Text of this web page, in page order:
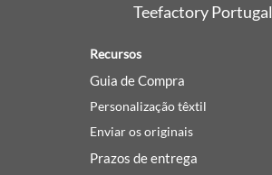
Teefactory Portugal
Recursos
Guia de Compra
Personalização têxtil
Enviar os originais
Prazos de entrega